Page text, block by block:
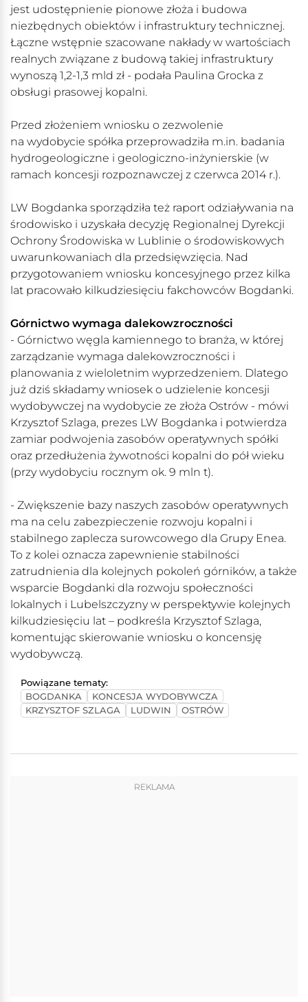
jest udostępnienie pionowe złoża i budowa
niezbędnych obiektów i infrastruktury technicznej.
Łączne wstępnie szacowane nakłady w wartościach
realnych związane z budową takiej infrastruktury
wynoszą 1,2-1,3 mld zł - podała Paulina Grocka z
obsługi prasowej kopalni.
Przed złożeniem wniosku o zezwolenie
na wydobycie spółka przeprowadziła m.in. badania
hydrogeologiczne i geologiczno-inżynierskie (w
ramach koncesji rozpoznawczej z czerwca 2014 r.).
LW Bogdanka sporządziła też raport odziaływania na
środowisko i uzyskała decyzję Regionalnej Dyrekcji
Ochrony Środowiska w Lublinie o środowiskowych
uwarunkowaniach dla przedsięwzięcia. Nad
przygotowaniem wniosku koncesyjnego przez kilka
lat pracowało kilkudziesięciu fakchowców Bogdanki.
Górnictwo wymaga dalekowzroczności
- Górnictwo węgla kamiennego to branża, w której
zarządzanie wymaga dalekowzroczności i
planowania z wieloletnim wyprzedzeniem. Dlatego
już dziś składamy wniosek o udzielenie koncesji
wydobywczej na wydobycie ze złoża Ostrów - mówi
Krzysztof Szlaga, prezes LW Bogdanka i potwierdza
zamiar podwojenia zasobów operatywnych spółki
oraz przedłużenia żywotności kopalni do pół wieku
(przy wydobyciu rocznym ok. 9 mln t).
- Zwiększenie bazy naszych zasobów operatywnych
ma na celu zabezpieczenie rozwoju kopalni i
stabilnego zaplecza surowcowego dla Grupy Enea.
To z kolei oznacza zapewnienie stabilności
zatrudnienia dla kolejnych pokoleń górników, a także
wsparcie Bogdanki dla rozwoju społeczności
lokalnych i Lubelszczyzny w perspektywie kolejnych
kilkudziesięciu lat – podkreśla Krzysztof Szlaga,
komentując skierowanie wniosku o koncensję
wydobywczą.
Powiązane tematy:
BOGDANKA
KONCESJA WYDOBYWCZA
KRZYSZTOF SZLAGA
LUDWIN OSTRÓW
REKLAMA